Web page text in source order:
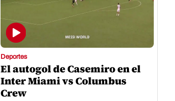
Deportes
El autogol de Casemiro en el
Inter Miami vs Columbus
Crew